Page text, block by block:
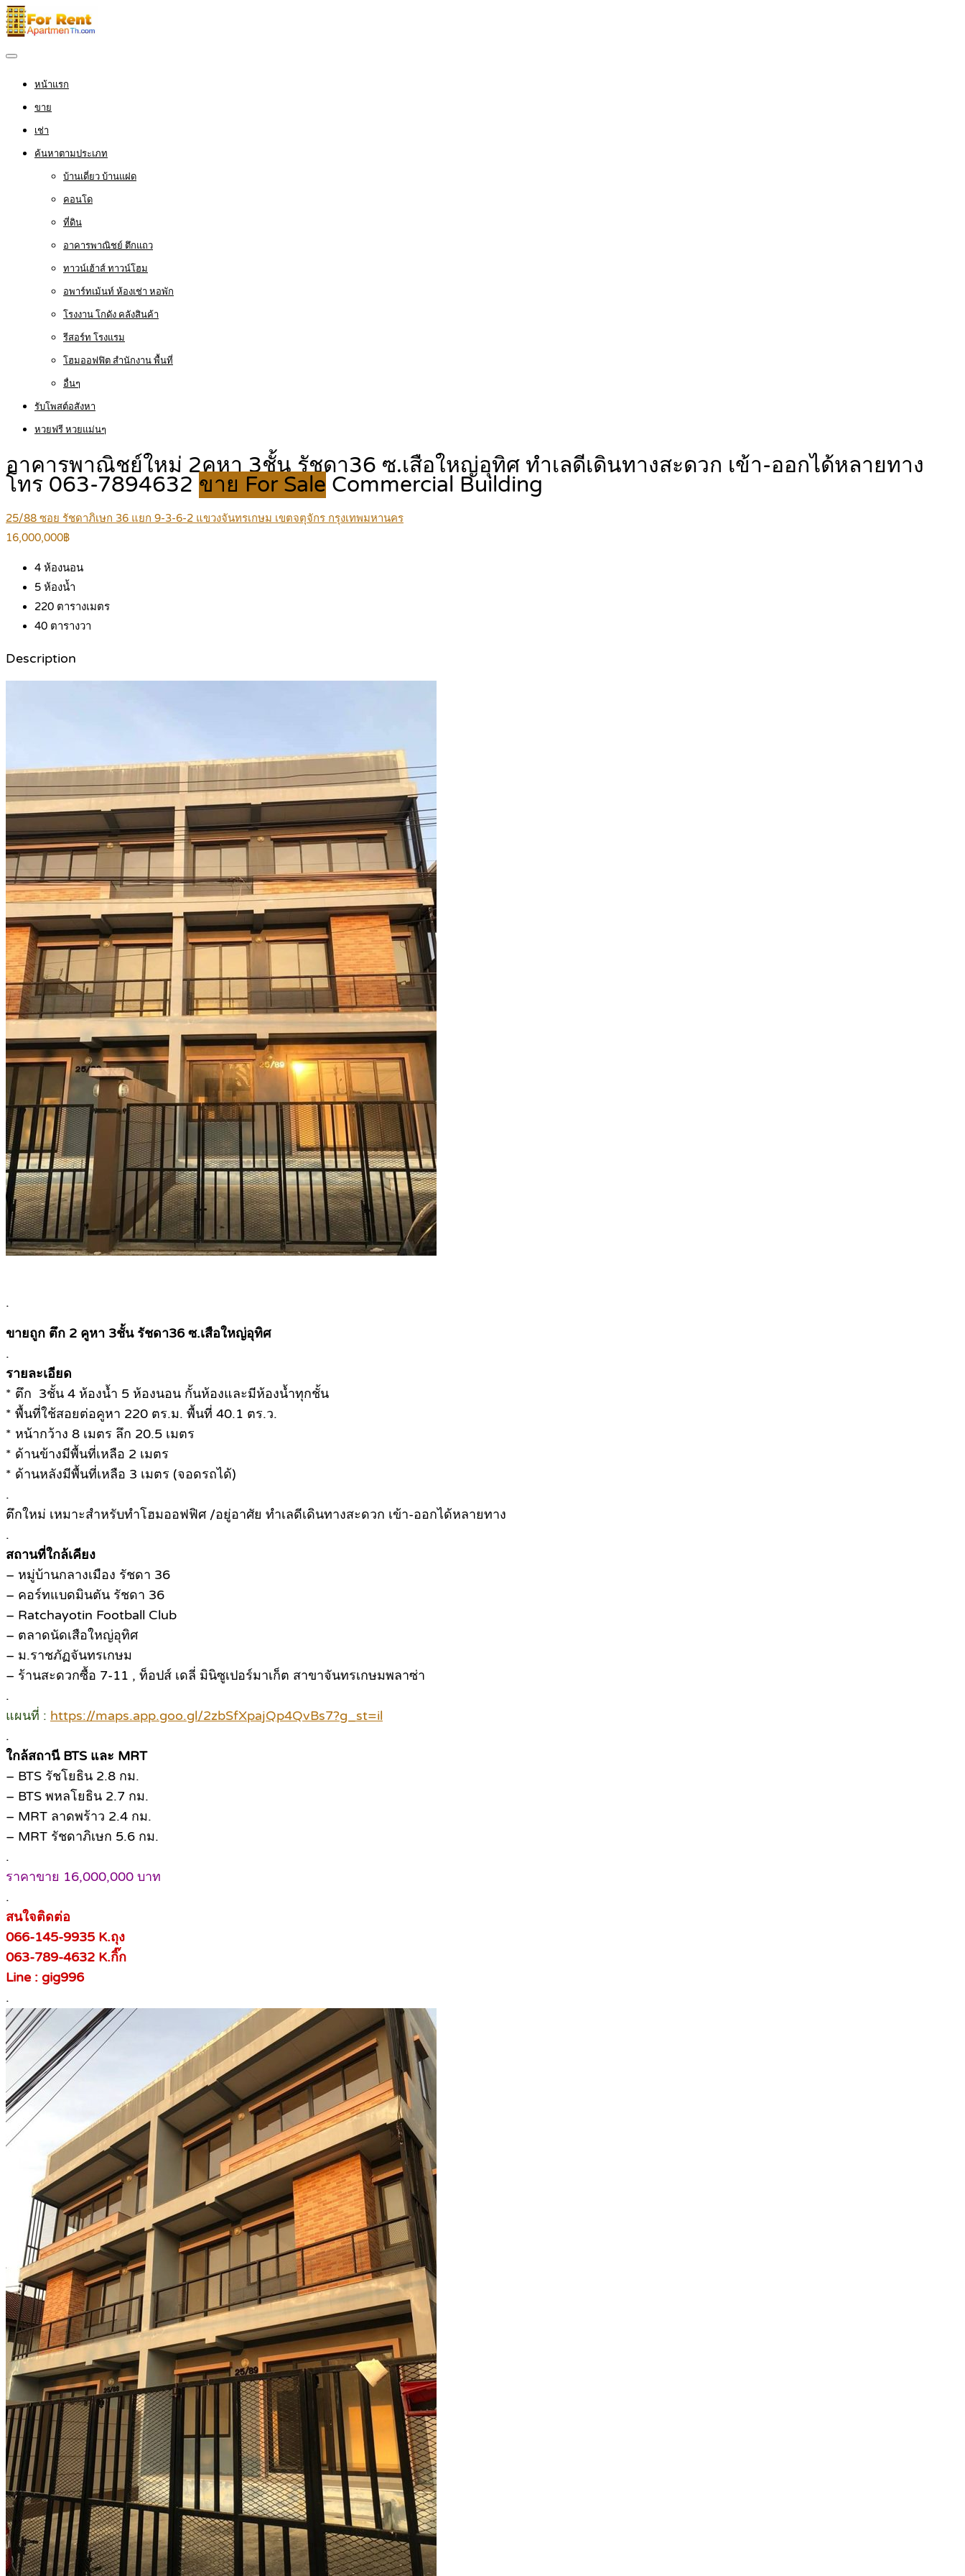
หน้าแรก
ขาย
เช่า
ค้นหาตามประเภท
บ้านเดี่ยว บ้านแฝด
คอนโด
ที่ดิน
อาคารพาณิชย์ ตึกแถว
ทาวน์เฮ้าส์ ทาวน์โฮม
อพาร์ทเม้นท์ ห้องเช่า หอพัก
โรงงาน โกดัง คลังสินค้า
รีสอร์ท โรงแรม
โฮมออฟฟิต สำนักงาน พื้นที่
อื่นๆ
รับโพสต์อสังหา
หวยฟรี หวยแม่นๆ
อาคารพาณิชย์ใหม่ 2คูหา 3ชั้น รัชดา36 ซ.เสือใหญ่อุทิศ ทำเลดีเดินทางสะดวก เข้า-ออกได้หลายทาง
โทร 063-7894632 ขาย For Sale Commercial Building
25/88 ซอย รัชดาภิเษก 36 แยก 9-3-6-2 แขวงจันทรเกษม เขตจตุจักร กรุงเทพมหานคร
16,000,000฿
4 ห้องนอน
5 ห้องน้ำ
220 ตารางเมตร
40 ตารางวา
Description
.
ขายถูก ตึก 2 คูหา 3ชั้น รัชดา36 ซ.เสือใหญ่อุทิศ
.
รายละเอียด
* ตึก 3ชั้น 4 ห้องน้ำ 5 ห้องนอน กั้นห้องและมีห้องน้ำทุกชั้น
* พื้นที่ใช้สอยต่อคูหา 220 ตร.ม. พื้นที่ 40.1 ตร.ว.
* หน้ากว้าง 8 เมตร ลึก 20.5 เมตร
* ด้านข้างมีพื้นที่เหลือ 2 เมตร
* ด้านหลังมีพื้นที่เหลือ 3 เมตร (จอดรถได้)
.
ตึกใหม่ เหมาะสำหรับทำโฮมออฟฟิศ /อยู่อาศัย ทำเลดีเดินทางสะดวก เข้า-ออกได้หลายทาง
.
สถานที่ใกล้เคียง
– หมู่บ้านกลางเมือง รัชดา 36
– คอร์ทแบดมินตัน รัชดา 36
– Ratchayotin Football Club
– ตลาดนัดเสือใหญ่อุทิศ
– ม.ราชภัฏจันทรเกษม
– ร้านสะดวกซื้อ 7-11 , ท็อปส์ เดลี่ มินิซูเปอร์มาเก็ต สาขาจันทรเกษมพลาซ่า
.
แผนที่ : https://maps.app.goo.gl/2zbSfXpajQp4QvBs7?g_st=il
.
ใกล้สถานี BTS และ MRT
– BTS รัชโยธิน 2.8 กม.
– BTS พหลโยธิน 2.7 กม.
– MRT ลาดพร้าว 2.4 กม.
– MRT รัชดาภิเษก 5.6 กม.
.
ราคาขาย 16,000,000 บาท
.
สนใจติดต่อ
066-145-9935 K.ถุง
063-789-4632 K.กิ๊ก
Line : gig996
.